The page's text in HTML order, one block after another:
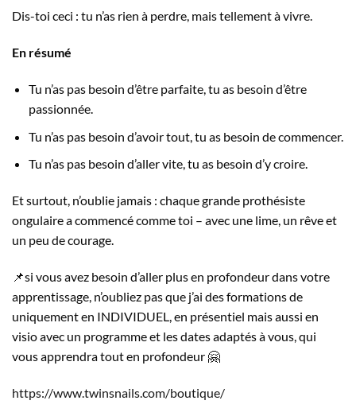
Dis-toi ceci : tu n’as rien à perdre, mais tellement à vivre.
En résumé
Tu n’as pas besoin d’être parfaite, tu as besoin d’être
passionnée.
Tu n’as pas besoin d’avoir tout, tu as besoin de commencer.
Tu n’as pas besoin d’aller vite, tu as besoin d’y croire.
Et surtout, n’oublie jamais : chaque grande prothésiste
ongulaire a commencé comme toi – avec une lime, un rêve et
un peu de courage.
📌si vous avez besoin d’aller plus en profondeur dans votre
apprentissage, n’oubliez pas que j’ai des formations de
uniquement en INDIVIDUEL, en présentiel mais aussi en
visio avec un programme et les dates adaptés à vous, qui
vous apprendra tout en profondeur 🤗
https://www.twinsnails.com/boutique/